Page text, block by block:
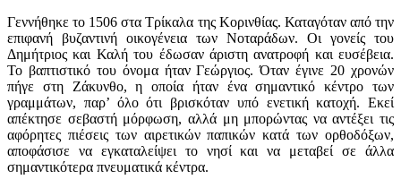
Γεννήθηκε το 1506 στα Τρίκαλα της Κορινθίας. Καταγόταν από την
επιφανή βυζαντινή οικογένεια των Νοταράδων. Οι γονείς του
Δημήτριος και Καλή του έδωσαν άριστη ανατροφή και ευσέβεια.
Το βαπτιστικό του όνομα ήταν Γεώργιος. Όταν έγινε 20 χρονών
πήγε στη Ζάκυνθο, η οποία ήταν ένα σημαντικό κέντρο των
γραμμάτων, παρ’ όλο ότι βρισκόταν υπό ενετική κατοχή. Εκεί
απέκτησε σεβαστή μόρφωση, αλλά μη μπορώντας να αντέξει τις
αφόρητες πιέσεις των αιρετικών παπικών κατά των ορθοδόξων,
αποφάσισε να εγκαταλείψει το νησί και να μεταβεί σε άλλα
σημαντικότερα πνευματικά κέντρα.